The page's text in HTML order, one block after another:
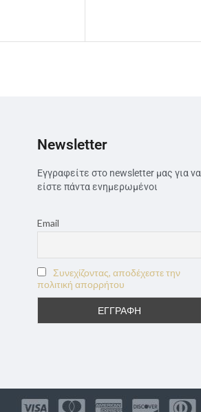
Newsletter
Εγγραφείτε στο newsletter μας για να
είστε πάντα ενημερωμένοι
Email
Συνεχίζοντας, αποδέχεστε την
πολιτική απορρήτου